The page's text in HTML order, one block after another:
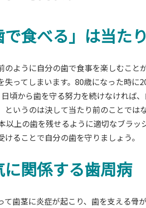
で食べる」は当た
ように自分の歯で食事を楽しむこと
失ってしまいます。80歳になった時に
頃から歯を守る努力を続けなければ
というのは決して当たり前のことでは
以上の歯を残せるように適切なブラッ
ることで自分の歯を守りましょう。
関係する歯周病
歯茎に炎症が起こり、歯を支える骨